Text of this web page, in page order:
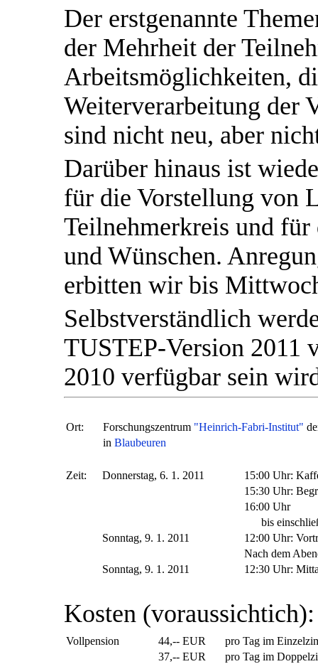
Der erstgenannte
der Mehrheit der
Arbeitsmöglichkeiten,
Weiterverarbeitung der
sind nicht neu, aber
Darüber hinaus ist
für die Vorstellung von
Teilnehmerkreis und
und Wünschen.
erbitten wir bis
Selbstverständlich
TUSTEP-Version 2011
2010 verfügbar sein
Ort: Forschungszentrum "Heinrich-Fabri-Institut"
in Blaubeuren
Zeit: Donnerstag, 6. 1. 2011
15:00 Uhr:
15:30 Uhr:
16:00 Uhr
bis
Sonntag, 9. 1. 2011
12:00 Uhr:
Nach dem
Sonntag, 9. 1. 2011
12:30 Uhr:
Kosten (voraussichtich):
Vollpension 44,-- EUR
pro Tag im
37,-- EUR
pro Tag im